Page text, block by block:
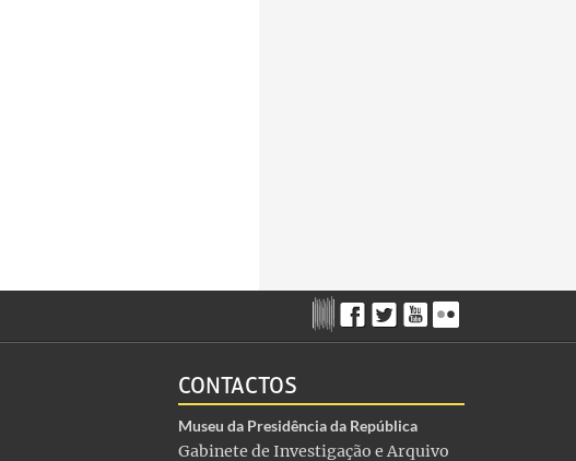
CONTACTOS
Museu da Presidência da República
Gabinete de Investigação e Arquivo